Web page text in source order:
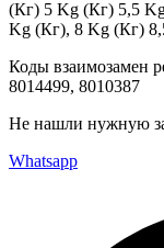
(Кг) 5 Kg (Кг) 5,5
Kg (Кг), 8 Kg (Кг)
Коды взаимозамен
8014499, 8010387
Не нашли нужную
Whatsapp